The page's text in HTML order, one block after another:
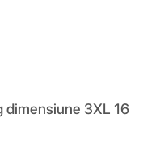
dimensiune 3XL 16